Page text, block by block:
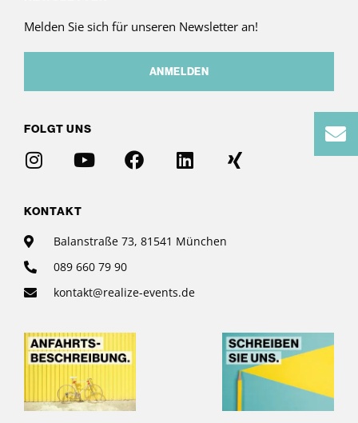
Melden Sie sich für unseren Newsletter an!
ANMELDEN
FOLGT UNS
KONTAKT
Balanstraße 73, 81541 München
089 660 79 90
kontakt@realize-events.de